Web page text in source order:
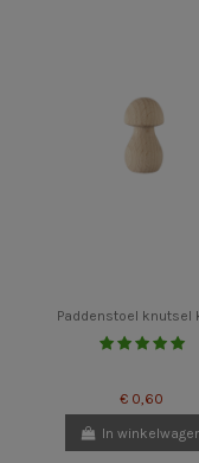
Paddenstoel knutsel
€ 0,60
In